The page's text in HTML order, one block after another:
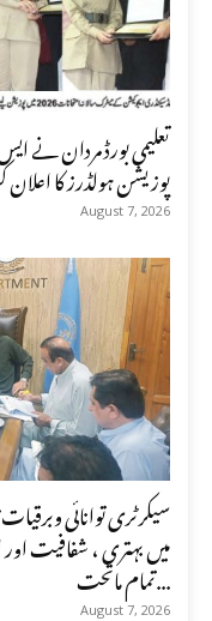
پوزیشن ہولڈرز کا اعلان
August 7, 2026
سیکرٹری توانائی
میں بہتری ، شفافیت
تمام ماتحت...
August 7, 2026